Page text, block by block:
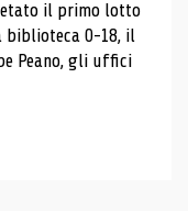
il primo lotto
biblioteca 0-18, il
Peano, gli uffici